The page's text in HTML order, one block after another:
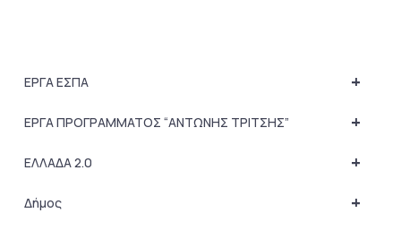
+
ΕΡΓΑ ΕΣΠΑ
+
ΕΡΓΑ ΠΡΟΓΡΑΜΜΑΤΟΣ “ΑΝΤΩΝΗΣ ΤΡΙΤΣΗΣ”
+
ΕΛΛΑΔΑ 2.0
+
Δήμος